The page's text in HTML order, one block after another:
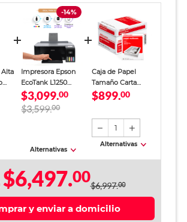
Alta
-14%
Impresora Epson
EcoTank L1250
Inyección de Tinta
Color Wi-Fi
$3,099.00
$3,599.00
Alternativas
Caja de Papel
Tamaño Carta
Office Depot
$899.00
1
Alternativas
$6,497.00$6,997.00
y enviar a domicilio